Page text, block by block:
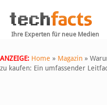
Ihre Experten für neue Medien
ANZEIGE: Home » Magazin »
zu kaufen: Ein umfassender